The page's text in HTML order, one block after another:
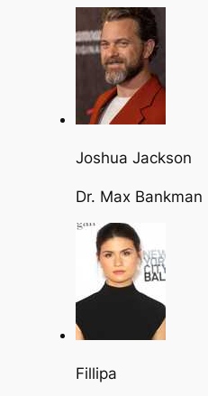
Joshua Jackson
Dr. Max Bankman
Fillipa